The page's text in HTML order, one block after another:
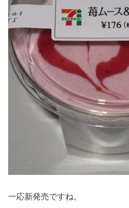
一応新発売ですね。